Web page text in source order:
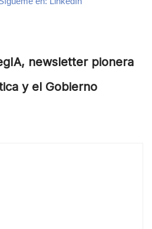
newsletter pionera
y el Gobierno